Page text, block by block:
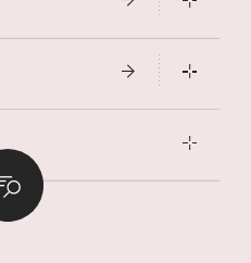
ゃれなインテリア
ュース
うに心地いいリンネル旅ガイ
ー講座
ウナ
ップ